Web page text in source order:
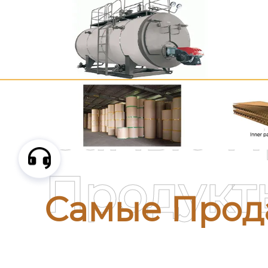
Самые
Самые